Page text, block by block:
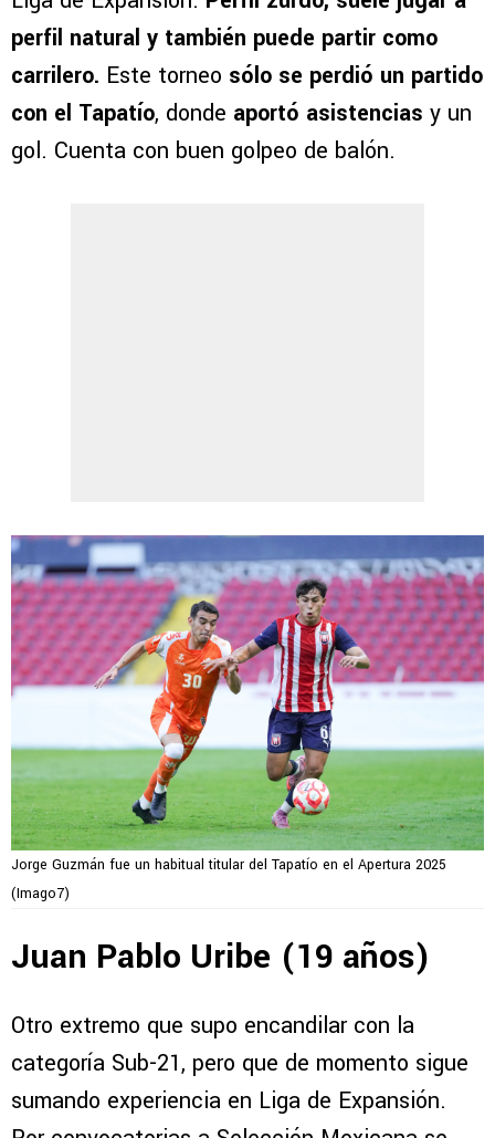
perfil natural y también puede partir como
carrilero. Este torneo sólo se perdió un partido
con el Tapatío, donde aportó asistencias y un
gol. Cuenta con buen golpeo de balón.
Jorge Guzmán fue un habitual titular del Tapatío en el Apertura 2025
(Imago7)
Juan Pablo Uribe (19 años)
Otro extremo que supo encandilar con la
categoría Sub-21, pero que de momento sigue
sumando experiencia en Liga de Expansión.